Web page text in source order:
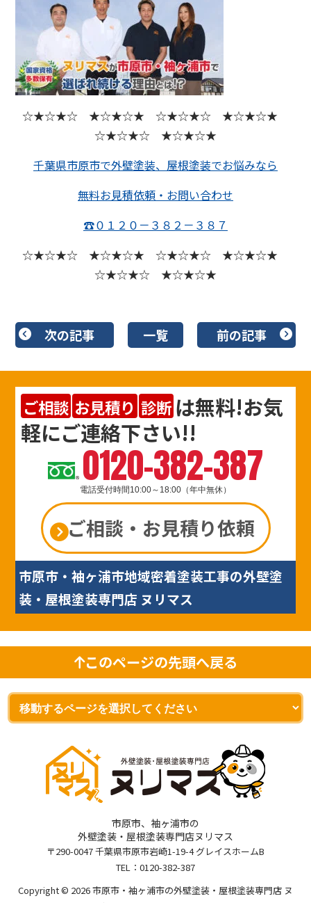
☆★☆★☆ ★☆★☆★ ☆★☆★☆ ★☆★☆★
☆★☆★☆ ★☆★☆★
千葉県市原市で外壁塗装、屋根塗装でお悩みなら
無料お見積依頼・お問い合わせ
☎０１２０－３８２－３８７
☆★☆★☆ ★☆★☆★ ☆★☆★☆ ★☆★☆★
☆★☆★☆ ★☆★☆★
次の記事 一覧 前の記事
ご相談 お見積り 診断 は無料!お気
軽にご連絡下さい!!
0120-382-387
電話受付時間10:00～18:00（年中無休）
ご相談・お見積り依頼
市原市・袖ヶ浦市地域密着塗装工事の外壁塗
装・屋根塗装専門店 ヌリマス
このページの先頭へ戻る
市原市、袖ヶ浦市の
外壁塗装・屋根塗装専門店ヌリマス
〒290-0047 千葉県市原市岩崎1-19-4 グレイスホームB
TEL： 0120-382-387
Copyright © 2026 市原市・袖ヶ浦市の外壁塗装・屋根塗装専門店 ヌ